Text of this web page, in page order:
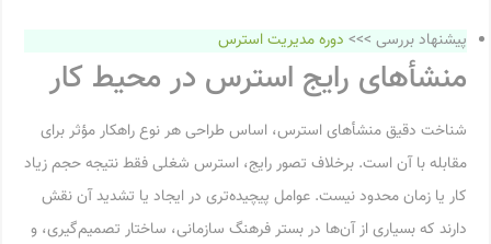
پیشنهاد بررسی >>> دوره مدیریت استرس
منشأهای رایج استرس در محیط کار
شناخت دقیق منشأهای استرس، اساس طراحی هر نوع راهکار مؤثر برای
مقابله با آن است. برخلاف تصور رایج، استرس شغلی فقط نتیجه حجم زیاد
کار یا زمان محدود نیست. عوامل پیچیده‌تری در ایجاد یا تشدید آن نقش
دارند که بسیاری از آن‌ها در بستر فرهنگ سازمانی، ساختار تصمیم‌گیری، و